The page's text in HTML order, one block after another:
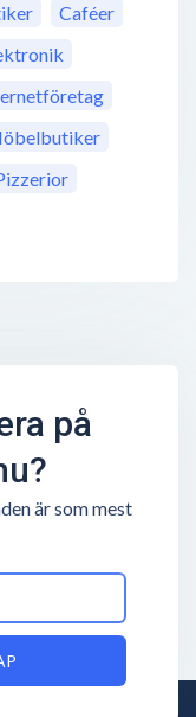
Caféer
på
är som mest